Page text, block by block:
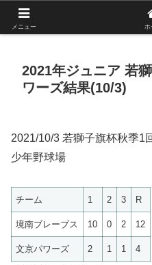
がんばれ！フルスイ
2021年ジュニア 若
ワーズ結果(10/3)
2021/10/3 若獅子旗杯秋季
少年野球場
チーム 1 2 3 R
境南ブレーブス 10 0 2 12
文京パワーズ 2 1 1 4
メニュー ホ